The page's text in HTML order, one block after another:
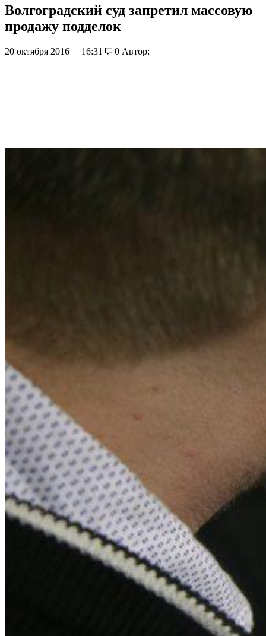
Волгоградский суд запретил массовую
продажу подделок
20 октября 2016 16:31 0 Автор: